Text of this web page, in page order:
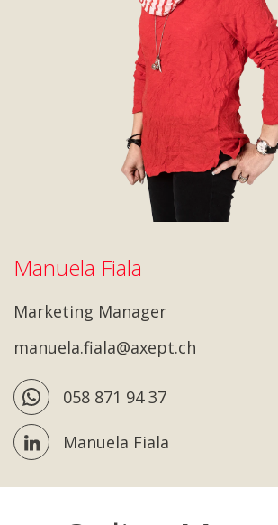
Manuela Fiala
Marketing Manager
manuela.fiala@axept.ch
058 871 94 37
Manuela Fiala